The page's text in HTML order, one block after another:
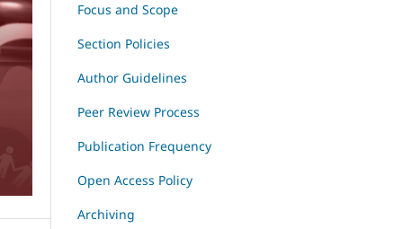
Focus and Scope
Section Policies
Author Guidelines
Peer Review Process
Publication Frequency
Open Access Policy
Archiving